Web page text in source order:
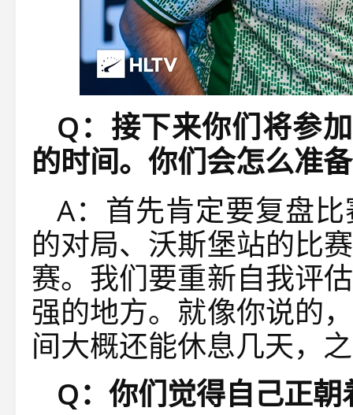
Q：接下来你们将参
的时间。你们会怎么准
A：首先肯定要复盘
的对局、沃斯堡站的比
赛。我们要重新自我评
强的地方。就像你说的
间大概还能休息几天，
Q：你们觉得自己正